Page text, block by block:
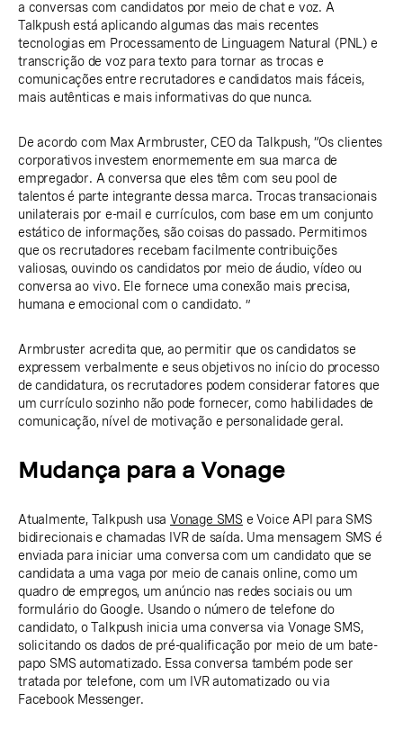
a conversas com candidatos por meio de chat e voz. A
Talkpush está aplicando algumas das mais recentes
tecnologias em Processamento de Linguagem Natural (PNL) e
transcrição de voz para texto para tornar as trocas e
comunicações entre recrutadores e candidatos mais fáceis,
mais autênticas e mais informativas do que nunca.
De acordo com Max Armbruster, CEO da Talkpush, “Os clientes
corporativos investem enormemente em sua marca de
empregador. A conversa que eles têm com seu pool de
talentos é parte integrante dessa marca. Trocas transacionais
unilaterais por e-mail e currículos, com base em um conjunto
estático de informações, são coisas do passado. Permitimos
que os recrutadores recebam facilmente contribuições
valiosas, ouvindo os candidatos por meio de áudio, vídeo ou
conversa ao vivo. Ele fornece uma conexão mais precisa,
humana e emocional com o candidato. ”
Armbruster acredita que, ao permitir que os candidatos se
expressem verbalmente e seus objetivos no início do processo
de candidatura, os recrutadores podem considerar fatores que
um currículo sozinho não pode fornecer, como habilidades de
comunicação, nível de motivação e personalidade geral.
Mudança para a Vonage
Atualmente, Talkpush usaVonage SMS e Voice API para SMS
bidirecionais e chamadas IVR de saída. Uma mensagem SMS é
enviada para iniciar uma conversa com um candidato que se
candidata a uma vaga por meio de canais online, como um
quadro de empregos, um anúncio nas redes sociais ou um
formulário do Google. Usando o número de telefone do
candidato, o Talkpush inicia uma conversa via Vonage SMS,
solicitando os dados de pré-qualificação por meio de um bate-
papo SMS automatizado. Essa conversa também pode ser
tratada por telefone, com um IVR automatizado ou via
Facebook Messenger.